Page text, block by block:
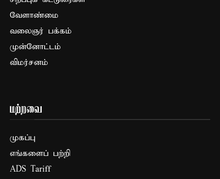
வேளாண்மை
வலைஞர் பக்கம்
முன்னோட்டம்
விமர்சனம்
மற்றவை
முகப்பு
எங்களைப் பற்றி
ADS Tariff